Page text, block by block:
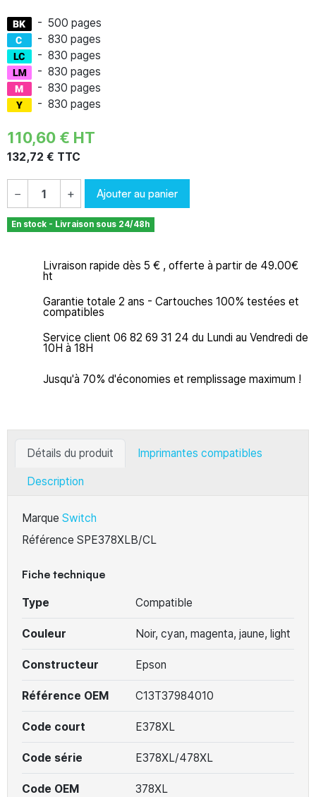
- 500 pages
- 830 pages
- 830 pages
- 830 pages
- 830 pages
- 830 pages
110,60 € HT
132,72 € TTC
− + Ajouter au panier
En stock - Livraison sous 24/48h
Livraison rapide dès 5 € , offerte à partir de 49.00€
ht
Garantie totale 2 ans - Cartouches 100% testées et
compatibles
Service client 06 82 69 31 24 du Lundi au Vendredi de
10H à 18H
Jusqu'à 70% d'économies et remplissage maximum !
Détails du produit Imprimantes compatibles
Description
Marque Switch
Référence SPE378XLB/CL
Fiche technique
Type Compatible
Couleur Noir, cyan, magenta, jaune, light
Constructeur Epson
Référence OEM C13T37984010
Code court E378XL
Code série E378XL/478XL
Code OEM
378XL